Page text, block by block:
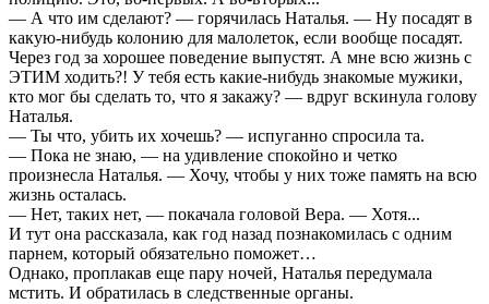
— А что им сделают? — горячилась Наталья. — Ну посадят в
какую-нибудь колонию для малолеток, если вообще посадят.
Через год за хорошее поведение выпустят. А мне всю жизнь с
ЭТИМ ходить?! У тебя есть какие-нибудь знакомые мужики,
кто мог бы сделать то, что я закажу? — вдруг вскинула голову
Наталья.
— Ты что, убить их хочешь? — испуганно спросила та.
— Пока не знаю, — на удивление спокойно и четко
произнесла Наталья. — Хочу, чтобы у них тоже память на всю
жизнь осталась.
— Нет, таких нет, — покачала головой Вера. — Хотя...
И тут она рассказала, как год назад познакомилась с одним
парнем, который обязательно поможет…
Однако, проплакав еще пару ночей, Наталья передумала
мстить. И обратилась в следственные органы.